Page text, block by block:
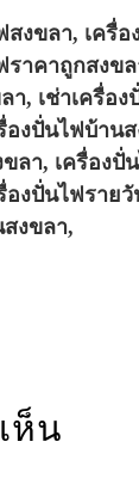
สงขลา, เครื่
ราคาถูกสงข
า, เช่าเครื่อ
องปั่นไฟบ้าน
ลา, เครื่องปั่
องปั่นไฟราย
งขลา,
ห็น